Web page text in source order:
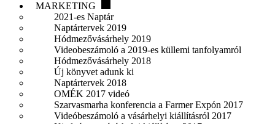
MARKETING
2021-es Naptár
Naptártervek 2019
Hódmezővásárhely 2019
Videobeszámoló a 2019-es küllemi tanfolyamról
Hódmezővásárhely 2018
Új könyvet adunk ki
Naptártervek 2018
OMÉK 2017 videó
Szarvasmarha konferencia a Farmer Expón 2017
Videóbeszámoló a vásárhelyi kiállításról 2017